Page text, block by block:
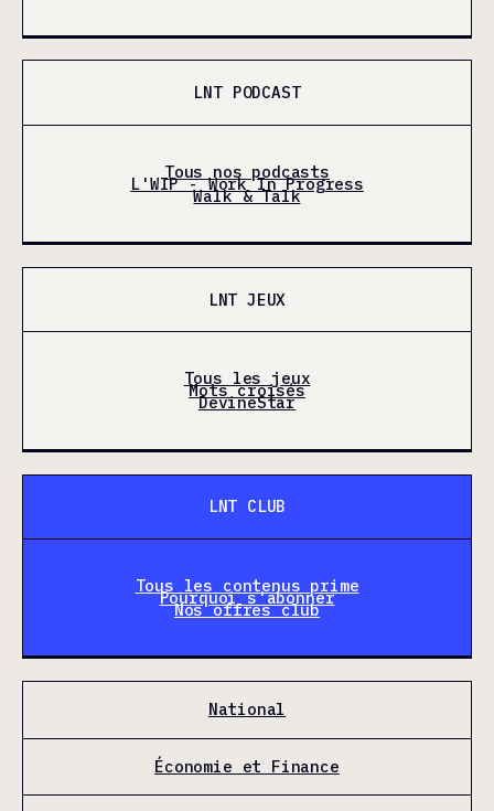
LNT PODCAST
Tous nos podcasts
L'WIP - Work In Progress
Walk & Talk
LNT JEUX
Tous les jeux
Mots croisés
DevineStar
LNT CLUB
Tous les contenus prime
Pourquoi s'abonner
Nos offres club
National
Économie et Finance